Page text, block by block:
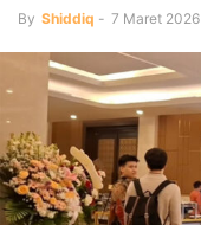
By Shiddiq - 7 Maret 2026